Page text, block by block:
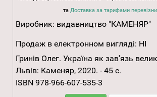
та Доставка за тарифами
Виробник: видавництво "КАМЕНЯР"
Продаж в електронном вигляді: НІ
Гринів Олег. Україна як зав'язь
Львів: Каменяр, 2020. - 45 с.
ISBN 978-966-607-535-3